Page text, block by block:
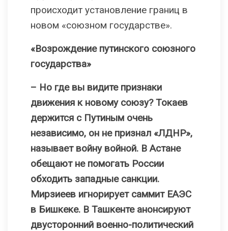
происходит установление границ в
новом «союзном государстве».
«Возрождение путинского союзного
государства»
– Но где вы видите признаки
движения к новому союзу? Токаев
держится с Путиным очень
независимо, он не признал «ЛДНР»,
называет войну войной. В Астане
обещают не помогать России
обходить западные санкции.
Мирзиеев игнорирует саммит ЕАЭС
в Бишкеке. В Ташкенте анонсируют
двусторонний военно-политический